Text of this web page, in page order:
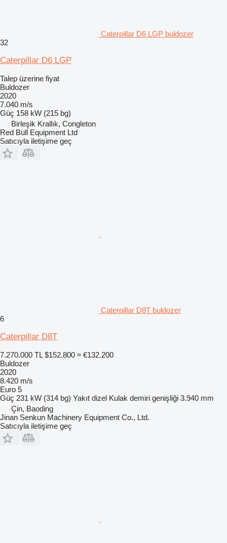
Caterpillar D6 LGP buldozer
32
Caterpillar D6 LGP
Talep üzerine fiyat
Buldozer
2020
7.040 m/s
Güç 158 kW (215 bg)
Birleşik Krallık, Congleton
Red Bull Equipment Ltd
Satıcıyla iletişime geç
Caterpillar D8T buldozer
6
Caterpillar D8T
7.270.000 TL $152.800 ≈ €132.200
Buldozer
2020
8.420 m/s
Euro 5
Güç 231 kW (314 bg) Yakıt dizel Kulak demiri genişliği 3.940 mm
Çin, Baoding
Jinan Senkun Machinery Equipment Co., Ltd.
Satıcıyla iletişime geç